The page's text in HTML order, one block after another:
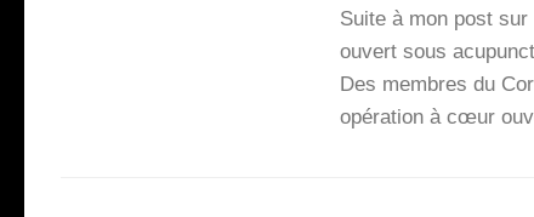
Suite à mon post
ouvert sous
Des membres du
opé­ra­tion à cœur